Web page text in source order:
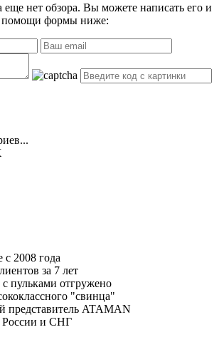
еще нет обзора. Вы можете написать его и
помощи формы ниже:
с 2008 года
за 7 лет
пульками отгружено
"свинца"
представитель ATAMAN
России и СНГ